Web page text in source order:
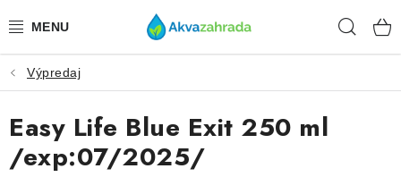
na
TECHNIKA
HNOJIVÁ
VODA
Výpredaj
Easy Life Blue Exit 250 ml
/exp:07/2025/